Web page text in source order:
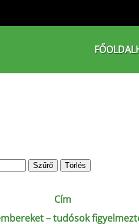
FŐOLDAL
Szűrő Törlés
Cím
– tudósok